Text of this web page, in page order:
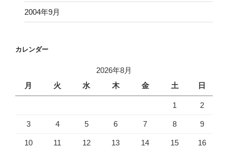
2004年9月
カレンダー
2026年8月
月
火 水 木 金 土 日
1 2
3 4 5 6 7 8 9
10 11 12 13 14 15 16